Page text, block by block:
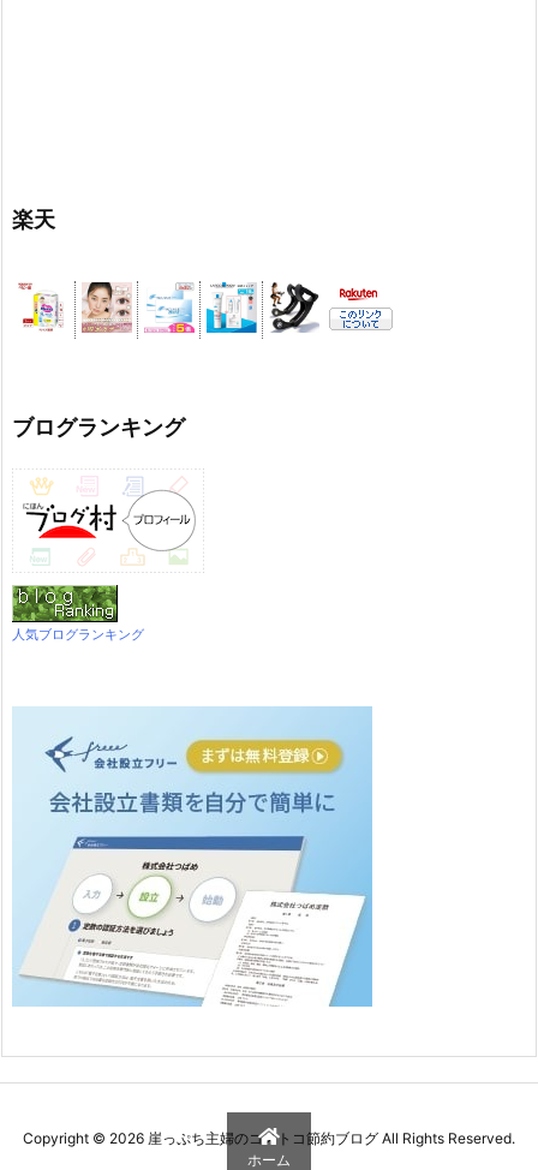
楽天
ブログランキング
人気ブログランキング
Copyright © 2026 崖っぷち主婦のコストコ節約ブログ All Rights Reserved.
ホーム